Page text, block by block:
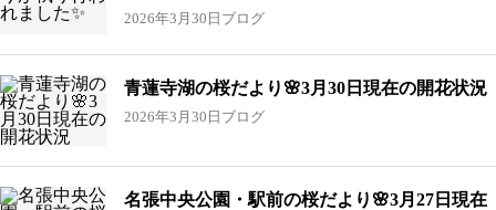
2026年3月30日 ブログ
青蓮寺湖の桜だより🌸3月30日現在の開花状況
2026年3月30日 ブログ
名張中央公園・駅前の桜だより🌸3月27日現在